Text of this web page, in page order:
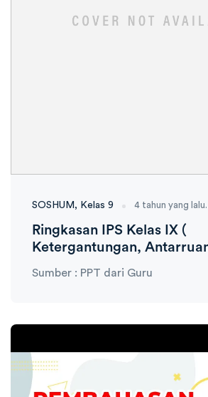
SOSHUM Kelas 9 4 tahun yang lalu.
Ringkasan IPS Kelas IX (
Ketergantungan,
Sumber : PPT dari Guru